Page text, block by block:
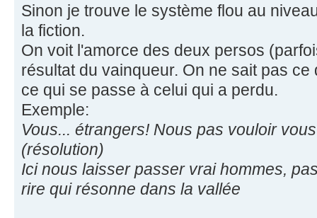
Sinon je trouve le système flou au
la fiction.
On voit l'amorce des deux persos
résultat du vainqueur. On ne sait pas
ce qui se passe à celui qui a perdu.
Exemple:
Vous... étrangers! Nous pas vouloir
(résolution)
Ici nous laisser passer vrai hommes,
rire qui résonne dans la vallée